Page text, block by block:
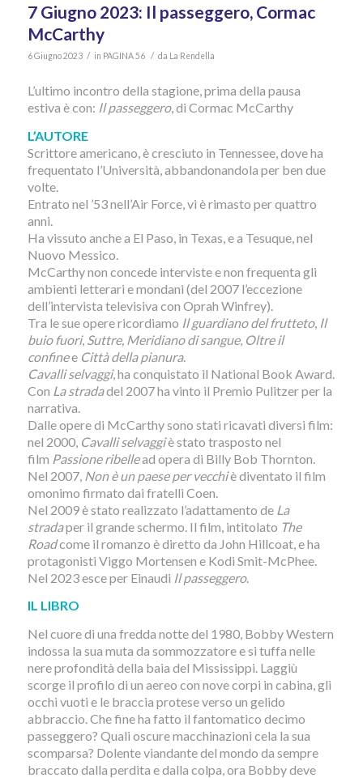
7 Giugno 2023: Il passeggero, Cormac
McCarthy
6 Giugno 2023 / in PAGINA 56 / da La Rendella
L’ultimo incontro della stagione, prima della pausa
estiva è con: Il passeggero, di Cormac McCarthy
L’AUTORE
Scrittore americano, è cresciuto in Tennessee, dove ha
frequentato l’Università, abbandonandola per ben due
volte.
Entrato nel ’53 nell’Air Force, vi è rimasto per quattro
anni.
Ha vissuto anche a El Paso, in Texas, e a Tesuque, nel
Nuovo Messico.
McCarthy non concede interviste e non frequenta gli
ambienti letterari e mondani (del 2007 l’eccezione
dell’intervista televisiva con Oprah Winfrey).
Tra le sue opere ricordiamo Il guardiano del frutteto, Il
buio fuori, Suttre, Meridiano di sangue, Oltre il
confinee Città della pianura.
Cavalli selvaggi, ha conquistato il National Book Award.
Con La stradadel 2007 ha vinto il Premio Pulitzer per la
narrativa.
Dalle opere di McCarthy sono stati ricavati diversi film:
nel 2000, Cavalli selvaggiè stato trasposto nel
film Passione ribellead opera di Billy Bob Thornton.
Nel 2007, Non è un paese per vecchiè diventato il film
omonimo firmato dai fratelli Coen.
Nel 2009 è stato realizzato l’adattamento de La
stradaper il grande schermo. Il film, intitolato The
Roadcome il romanzo è diretto da John Hillcoat, e ha
protagonisti Viggo Mortensen e Kodi Smit-McPhee.
Nel 2023 esce per Einaudi Il passeggero.
IL LIBRO
Nel cuore di una fredda notte del 1980, Bobby Western
indossa la sua muta da sommozzatore e si tuffa nelle
nere profondità della baia del Mississippi. Laggiù
scorge il profilo di un aereo con nove corpi in cabina, gli
occhi vuoti e le braccia protese verso un gelido
abbraccio. Che fine ha fatto il fantomatico decimo
passeggero? Quali oscure macchinazioni cela la sua
scomparsa? Dolente viandante del mondo da sempre
braccato dalla perdita e dalla colpa, ora Bobby deve